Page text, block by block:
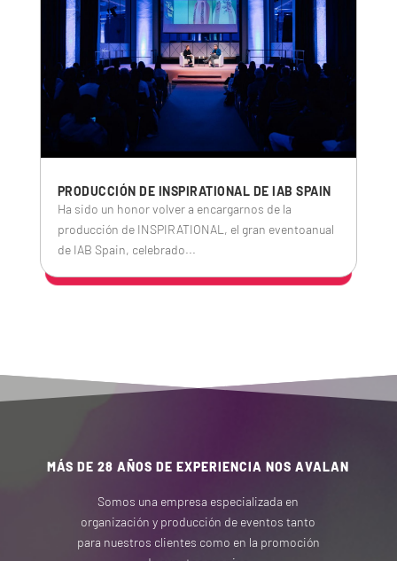
PRODUCCIÓN DE INSPIRATIONAL DE IAB SPAIN
Ha sido un honor volver a encargarnos de la
producción de INSPIRATIONAL, el gran eventoanual
de IAB Spain, celebrado...
MÁS DE 28 AÑOS DE EXPERIENCIA NOS AVALAN
Somos una empresa especializada en
organización y producción de eventos tanto
para nuestros clientes como en la promoción